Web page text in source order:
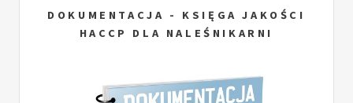
DOKUMENTACJA - KSIĘGA JAKOŚCI
HACCP DLA NALEŚNIKARNI